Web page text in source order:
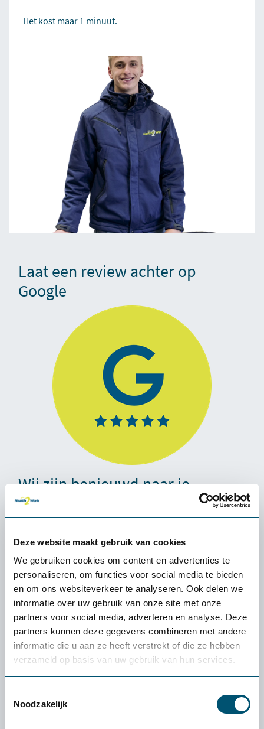
Deze website maakt gebruik van cookies
We gebruiken cookies om content en advertenties te
personaliseren, om functies voor social media te bieden
en om ons websiteverkeer te analyseren. Ook delen we
informatie over uw gebruik van onze site met onze
partners voor social media, adverteren en analyse. Deze
partners kunnen deze gegevens combineren met andere
informatie die u aan ze heeft verstrekt of die ze hebben
verzameld op basis van uw gebruik van hun services.
Noodzakelijk
Het kost maar 1 minuut.
Laat een review achter op
Google
Wij zijn benieuwd naar je
ervaring!
Trustpilot